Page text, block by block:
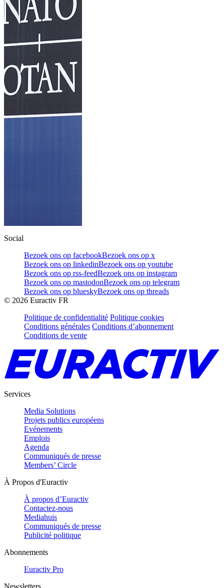
Social
Bezoek ons op facebookBezoek ons op x
Bezoek ons op linkedinBezoek ons op youtube
Bezoek ons op rss-feedBezoek ons op instagram
Bezoek ons op mastodonBezoek ons op telegram
Bezoek ons op blueskyBezoek ons op threads
© 2026 Euractiv FR
Politique de confidentialité Politique cookies
Conditions générales Conditions d’abonnement
Conditions de vente
Services
Media Solutions
Projets publics européens
Evénements
Emplois
Agenda
Communiqués de presse
Members’ Circle
À Propos d'Euractiv
À propos d’Euractiv
Contactez-nous
Mediahuis
Communiqués de presse
Publicité politique
Abonnements
Euractiv Pro
Newsletters